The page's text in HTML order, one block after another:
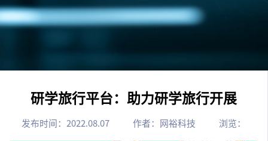
研学旅行平台：助力研学旅行开展
发布时间：2022.08.07 作者：网裕科技 浏览：